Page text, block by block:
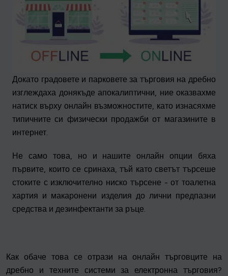
Докато градовете и парковете за търговия на дребно
изглеждаха донякъде апокалиптични, ние оказвахме
натиск върху онлайн възможностите, като изнасяхме
типичните си физически продажби от магазините в
интернет.
Не само това, но и нашите онлайн опции бяха
първите, които се сринаха, тъй като светът търсеше
стоките с изключително ниско търсене - от тоалетна
хартия и макаронени изделия до лични предпазни
средства и дезинфектанти за ръце.
Как обаче това се отрази на онлайн търговците на
дребно и техните системи за електронна търговия?